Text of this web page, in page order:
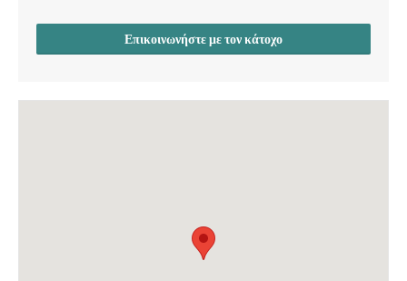
Επικοινωνήστε με τον κάτοχο